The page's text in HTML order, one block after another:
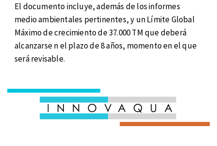
El documento incluye, además de los informes
medio ambientales pertinentes, y un Límite Global
Máximo de crecimiento de 37.000 TM que deberá
alcanzarse n el plazo de 8 años, momento en el que
será revisable.